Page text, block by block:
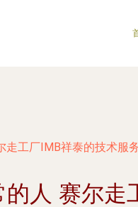
走工厂IMB祥泰的技术服
人 赛尔走